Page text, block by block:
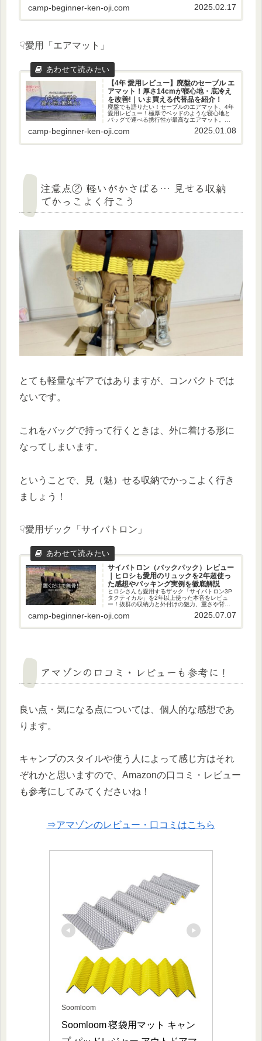
なく、注意点も隠さず、正直に徹底解説です。
camp-beginner-ken-oji.com 2025.02.17
☟愛用「エアマット」
【4年 愛用レビュー】廃盤のセーブル エ
アマット！厚さ14cmが寝心地・底冷え
を改善!｜いま買える代替品を紹介！
廃盤でも語りたい！セーブルのエアマット、4年
愛用レビュー！極厚でベッドのような寝心地と
バッグで運べる携行性が最高なエアマット。こ
のマットのメリット・注意点を整理し、代わり
に今買うならこのエアマット！を全力で解説し
camp-beginner-ken-oji.com 2025.01.08
注意点② 軽いがかさばる… 見せる収納
でかっこよく行こう
とても軽量なギアではありますが、コンパクトでは
ないです。
これをバッグで持って行くときは、外に着ける形に
なってしまいます。
ということで、見（魅）せる収納でかっこよく行き
ましょう！
☟愛用ザック「サイバトロン」
サイバトロン（バックパック）レビュー
｜ヒロシも愛用のリュックを2年超使っ
た感想やパッキング実例を徹底解説
ヒロシさんも愛用するザック「サイバトロン3P
タクティカル」を2年以上使った本音をレビュ
ー！抜群の収納力と外付けの魅力、重さや背負
に公開。ザック1つで無骨にキャンプを楽しみた
camp-beginner-ken-oji.com 2025.07.07
アマゾンの口コミ・レビューも参考に！
良い点・気になる点については、個人的な感想であ
ります。
キャンプのスタイルや使う人によって感じ方はそれ
ぞれかと思いますので、Amazonの口コミ・レビュー
も参考にしてみてくださいね！
⇒アマゾンのレビュー・口コミはこちら
Soomloom
Soomloom 寝袋用マット キャン